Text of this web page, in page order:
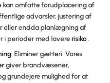
kan omfatte forudplacering af
advarsler, justering af
eller endda planlægning af
i perioder med lavererisiko.
Eliminer gætteri. Vores
giver brandvæsener,
grundejere mulighed for at